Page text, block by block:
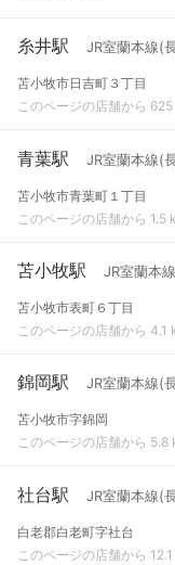
糸井駅 JR室蘭本線(
苫小牧市日吉町３丁目
このページの店舗から
青葉駅 JR室蘭本線(
苫小牧市青葉町１丁目
このページの店舗から 1.5
苫小牧駅 JR室蘭本
苫小牧市表町６丁目
このページの店舗から 4.1
錦岡駅 JR室蘭本線(
苫小牧市字錦岡
このページの店舗から 5.8
社台駅 JR室蘭本線(
白老郡白老町字社台
このページの店舗から